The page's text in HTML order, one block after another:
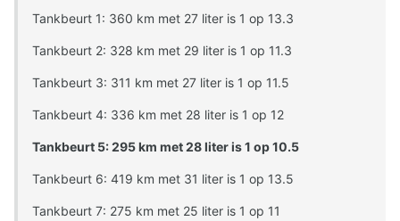
Tankbeurt 1: 360 km met 27 liter is 1 op 13.3
Tankbeurt 2: 328 km met 29 liter is 1 op 11.3
Tankbeurt 3: 311 km met 27 liter is 1 op 11.5
Tankbeurt 4: 336 km met 28 liter is 1 op 12
Tankbeurt 5: 295 km met 28 liter is 1 op 10.5
Tankbeurt 6: 419 km met 31 liter is 1 op 13.5
Tankbeurt 7: 275 km met 25 liter is 1 op 11